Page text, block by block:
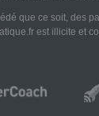
que ce soit, des
est illicite et